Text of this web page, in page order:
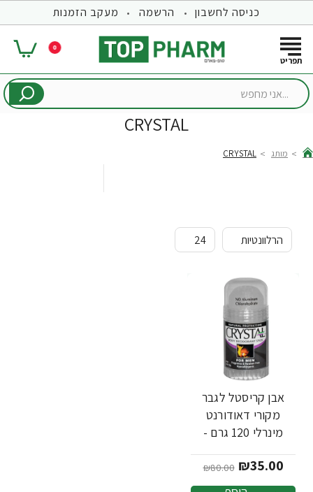
כניסה לחשבון הרשמה מעקב הזמנות
0
...אני
CRYSTAL
מותג CRYSTAL
-56%
אבן קריסטל לגבר
מקורי דאודורנט
מינרלי 120 גרם -
₪35.00
₪80.00